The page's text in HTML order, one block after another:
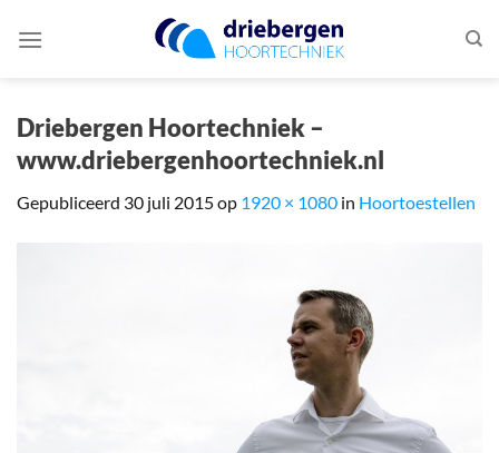
naar
Driebergen Hoortechniek –
www.driebergenhoortechniek.nl
Gepubliceerd 30 juli 2015op 1920 × 1080 in Hoortoestellen